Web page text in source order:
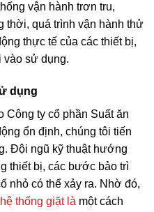
vận hành trơn tru,
thời, quá trình vận hành thử
thực tế của các thiết bị,
vào sử dụng.
dụng
Công ty cổ phần Suất ăn
ổn định, chúng tôi tiến
Đội ngũ kỹ thuật hướng
thiết bị, các bước bảo trì
nhỏ có thể xảy ra. Nhờ đó,
hệ thống giặt là một cách